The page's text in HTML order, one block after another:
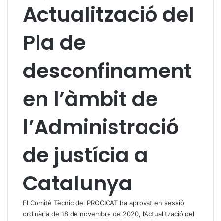
Actualització del
Pla de
desconfinament
en l’àmbit de
l’Administració
de justícia a
Catalunya
El Comitè Tècnic del PROCICAT ha aprovat en sessió
ordinària de 18 de novembre de 2020, l’Actualització del